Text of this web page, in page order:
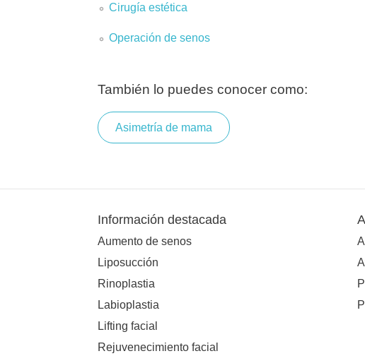
Cirugía estética
Operación de senos
También lo puedes conocer como:
Asimetría de mama
Información destacada
Aumento de senos
Liposucción
Rinoplastia
Labioplastia
Lifting facial
Rejuvenecimiento facial